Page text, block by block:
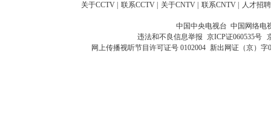
关于CCTV 联系CCTV 关于CNTV 联系CNTV 人才招聘
中国中央电视台 中国网络电
违法和不良信息举报 京ICP证060535号
网上传播视听节目许可证号 0102004 新出网证（京）